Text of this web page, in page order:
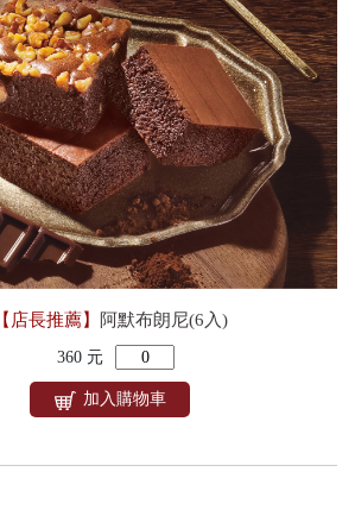
【店長推薦】 阿默布朗尼(6入)
360 元
加入購物車